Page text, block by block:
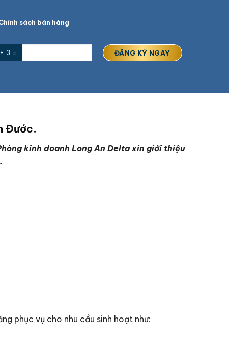
sách bán hàng
3 =
Đước.
kinh doanh Long An Delta xin giới thiệu
phục vụ cho nhu cầu sinh hoạt như: